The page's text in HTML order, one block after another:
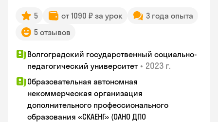
5 от 1090 ₽ за урок
3 года опыта
5 отзывов
Волгоградский государственный социально-
педагогический университет • 2023 г.
Образовательная автономная
некоммерческая организация
дополнительного профессионального
образования «СКАЕНГ» (ОАНО ДПО